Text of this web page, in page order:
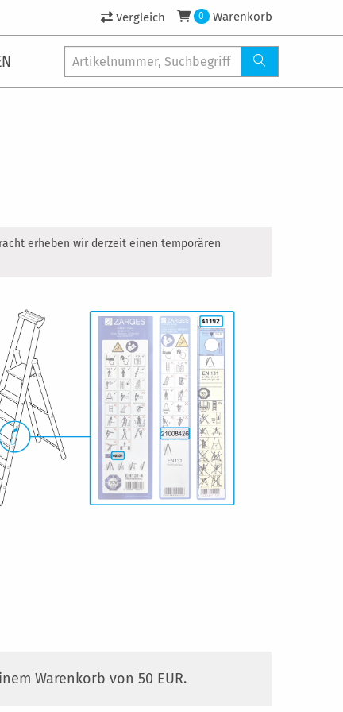
Vergleich 0 Warenkorb
erheben wir derzeit einen temporären
Warenkorb von 50 EUR.